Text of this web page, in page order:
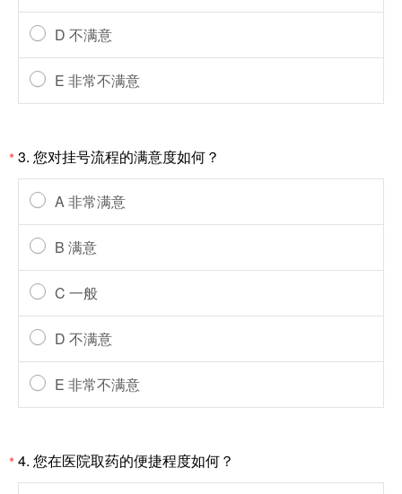
D 不满意
E 非常不满意
*3. 您对挂号流程的满意度如何？
A 非常满意
B 满意
C 一般
D 不满意
E 非常不满意
*4. 您在医院取药的便捷程度如何？